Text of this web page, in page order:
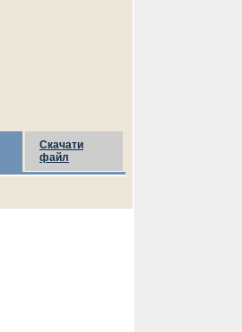
Скачати
файл